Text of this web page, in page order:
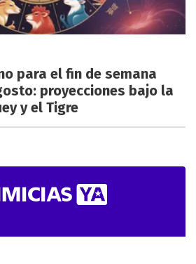
para el fin de semana
proyecciones bajo la
y el Tigre